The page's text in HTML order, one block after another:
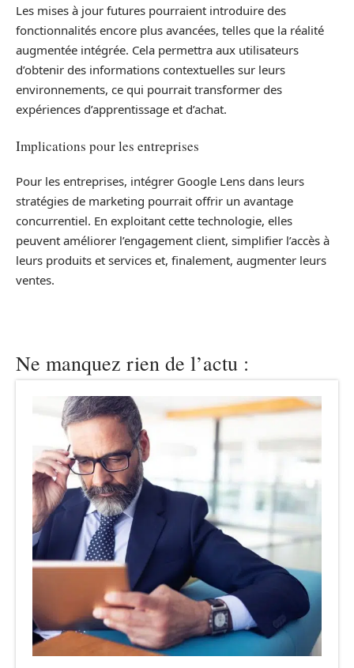
Les mises à jour futures pourraient introduire des
fonctionnalités encore plus avancées, telles que la réalité
augmentée intégrée. Cela permettra aux utilisateurs
d’obtenir des informations contextuelles sur leurs
environnements, ce qui pourrait transformer des
expériences d’apprentissage et d’achat.
Implications pour les entreprises
Pour les entreprises, intégrer Google Lens dans leurs
stratégies de marketing pourrait offrir un avantage
concurrentiel. En exploitant cette technologie, elles
peuvent améliorer l’engagement client, simplifier l’accès à
leurs produits et services et, finalement, augmenter leurs
ventes.
Ne manquez rien de l’actu :